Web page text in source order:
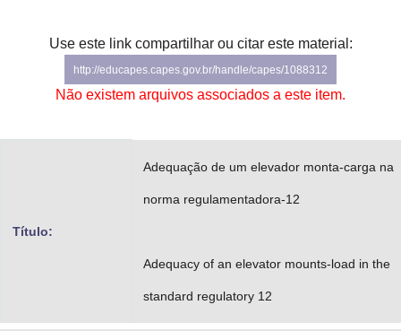
Secretaria de Governo
Gabinete de Segurança Institucional
Use este link compartilhar ou citar este material:
http://educapes.capes.gov.br/handle/capes/1088312
Não existem arquivos associados a este item.
Título:
Adequação de um elevador monta-carga na
norma regulamentadora-12
Adequacy of an elevator mounts-load in the
standard regulatory 12